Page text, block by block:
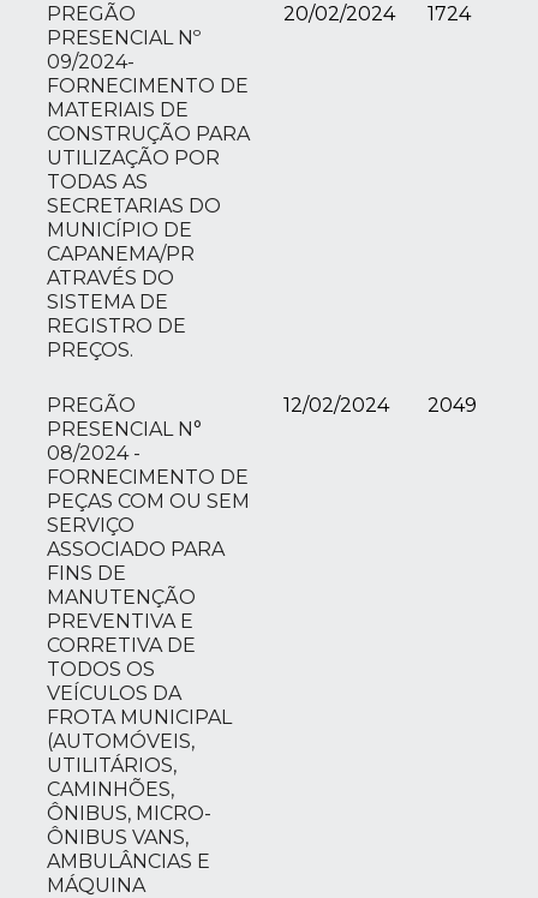
PREGÃO
PRESENCIAL Nº
09/2024-
FORNECIMENTO DE
MATERIAIS DE
CONSTRUÇÃO PARA
UTILIZAÇÃO POR
TODAS AS
SECRETARIAS DO
MUNICÍPIO DE
CAPANEMA/PR
ATRAVÉS DO
SISTEMA DE
REGISTRO DE
PREÇOS.
20/02/2024 1724
PREGÃO
PRESENCIAL N°
08/2024 -
FORNECIMENTO DE
PEÇAS COM OU SEM
SERVIÇO
ASSOCIADO PARA
FINS DE
MANUTENÇÃO
PREVENTIVA E
CORRETIVA DE
TODOS OS
VEÍCULOS DA
FROTA MUNICIPAL
(AUTOMÓVEIS,
UTILITÁRIOS,
CAMINHÕES,
ÔNIBUS, MICRO-
ÔNIBUS VANS,
AMBULÂNCIAS E
MÁQUINA
12/02/2024 2049